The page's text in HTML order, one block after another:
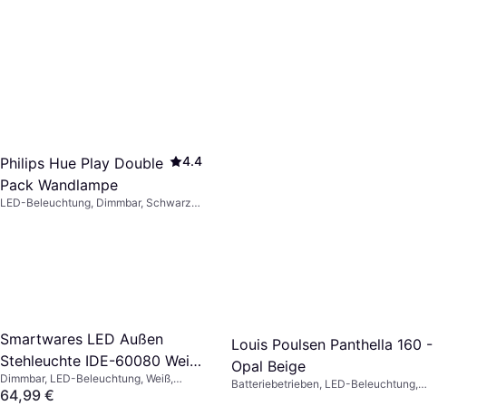
Smartwares LED Außen
Stehleuchte IDE-60080 Weiß
110 cm Bodenlampe
Dimmbar, LED-Beleuchtung, Weiß,
Kunststoff, IP-Schutzart: IP44
64,99 €
Philips Hue Play Double
Pack Wandlampe
4.4
LED-Beleuchtung, Dimmbar, Schwarz,
Louis Poulsen Panthella 160 -
Opal Beige
Batteriebetrieben, LED-Beleuchtung,